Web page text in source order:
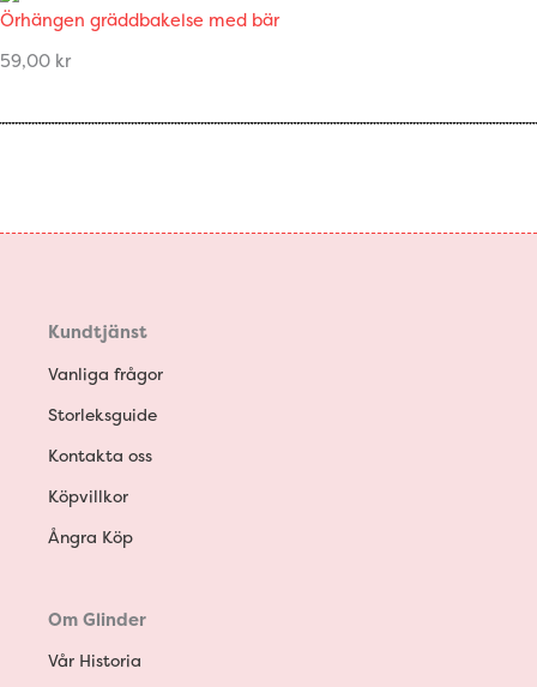
Örhängen gräddbakelse med bär
59,00 kr
Kundtjänst
Vanliga frågor
Storleksguide
Kontakta oss
Köpvillkor
Ångra Köp
Om Glinder
Vår Historia